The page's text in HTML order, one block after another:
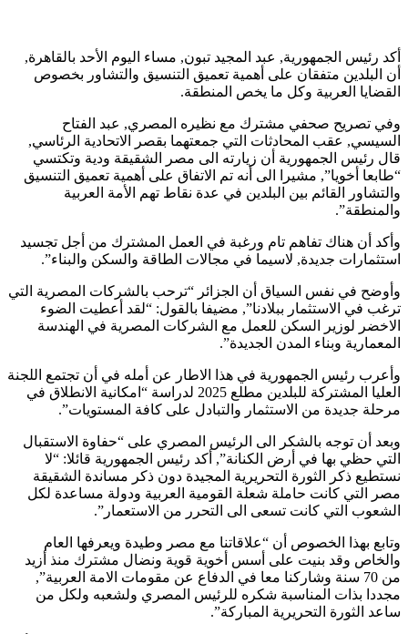
أكد رئيس الجمهورية, عبد المجيد تبون, مساء اليوم الأحد بالقاهرة,
أن البلدين متفقان على أهمية تعميق التنسيق والتشاور بخصوص
القضايا العربية وكل ما يخص المنطقة.
وفي تصريح صحفي مشترك مع نظيره المصري, عبد الفتاح
السيسي, عقب المحادثات التي جمعتهما بقصر الاتحادية الرئاسي,
قال رئيس الجمهورية أن زيارته الى مصر الشقيقة ودية وتكتسي
“طابعا أخويا”, مشيرا الى أنه تم الاتفاق على أهمية تعميق التنسيق
والتشاور القائم بين البلدين في عدة نقاط تهم الأمة العربية
والمنطقة”.
وأكد أن هناك تفاهم تام ورغبة في العمل المشترك من أجل تجسيد
استثمارات جديدة, لاسيما في مجالات الطاقة والسكن والبناء”.
وأوضح في نفس السياق أن الجزائر “ترحب بالشركات المصرية التي
ترغب في الاستثمار ببلادنا”, مضيفا بالقول: “لقد أعطيت الضوء
الاخضر لوزير السكن للعمل مع الشركات المصرية في الهندسة
المعمارية وبناء المدن الجديدة”.
وأعرب رئيس الجمهورية في هذا الاطار عن أمله في أن تجتمع اللجنة
العليا المشتركة للبلدين مطلع 2025 لدراسة “امكانية الانطلاق في
مرحلة جديدة من الاستثمار والتبادل على كافة المستويات”.
وبعد أن توجه بالشكر الى الرئيس المصري على “حفاوة الاستقبال
التي حظي بها في أرض الكنانة”, أكد رئيس الجمهورية قائلا: “لا
نستطيع ذكر الثورة التحريرية المجيدة دون ذكر مساندة الشقيقة
مصر التي كانت حاملة شعلة القومية العربية ودولة مساعدة لكل
الشعوب التي كانت تسعى الى التحرر من الاستعمار”.
وتابع بهذا الخصوص أن “علاقاتنا مع مصر وطيدة ويعرفها العام
والخاص وقد بنيت على أسس أخوية قوية ونضال مشترك منذ أزيد
من 70 سنة وشاركنا معا في الدفاع عن مقومات الامة العربية”,
مجددا بذات المناسبة شكره للرئيس المصري ولشعبه ولكل من
ساعد الثورة التحريرية المباركة”.